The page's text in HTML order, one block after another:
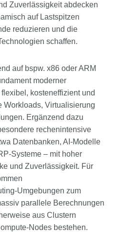
Zuverlässigkeit abdecken
auf Lastspitzen
reduzieren und die
schaffen.
auf bspw. x86 oder ARM
moderner
kosteneffizient und
Workloads, Virtualisierung
Ergänzend dazu
rechenintensive
Datenbanken, AI‑Modelle
– mit hoher
und Zuverlässigkeit. Für
Umgebungen zum
parallele Berechnungen
aus Clustern
bestehen.